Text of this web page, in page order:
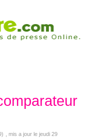
, mis a jour le jeudi 29